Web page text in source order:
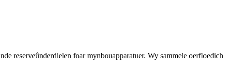
reserveûnderdielen foar mynbouapparatuer. Wy sammele oerfloedich